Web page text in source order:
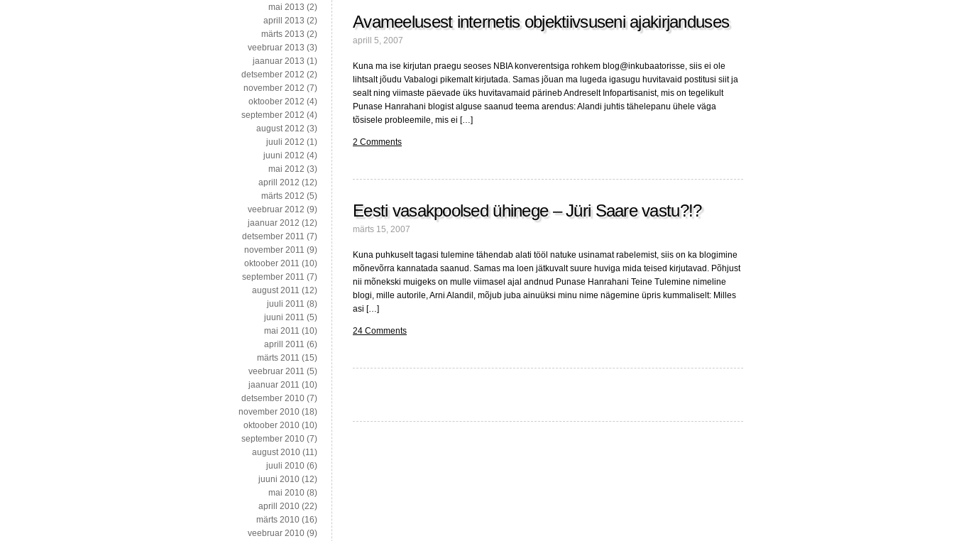
Avameelusest internetis objektiivsuseni ajakirjanduses
aprill 5, 2007
Kuna ma ise kirjutan praegu seoses NBIA konverentsiga rohkem blog@inkubaatorisse, siis ei ole
lihtsalt jõudu Vabalogi pikemalt kirjutada. Samas jõuan ma lugeda igasugu huvitavaid postitusi siit ja
sealt ning viimaste päevade üks huvitavamaid pärineb Andreselt Infopartisanist, mis on tegelikult
Punase Hanrahani blogist alguse saanud teema arendus: Alandi juhtis tähelepanu ühele väga
tõsisele probleemile, mis ei […]
2 Comments
Eesti vasakpoolsed ühinege – Jüri Saare vastu?!?
märts 15, 2007
Kuna puhkuselt tagasi tulemine tähendab alati tööl natuke usinamat rabelemist, siis on ka blogimine
mõnevõrra kannatada saanud. Samas ma loen jätkuvalt suure huviga mida teised kirjutavad. Põhjust
nii mõnekski muigeks on mulle viimasel ajal andnud Punase Hanrahani Teine Tulemine nimeline
blogi, mille autorile, Arni Alandil, mõjub juba ainuüksi minu nime nägemine üpris kummaliselt: Milles
asi […]
24 Comments
mai 2013 (2)
aprill 2013 (2)
märts 2013 (2)
veebruar 2013 (3)
jaanuar 2013 (1)
detsember 2012 (2)
november 2012 (7)
oktoober 2012 (4)
september 2012 (4)
august 2012 (3)
juuli 2012 (1)
juuni 2012 (4)
mai 2012 (3)
aprill 2012 (12)
märts 2012 (5)
veebruar 2012 (9)
jaanuar 2012 (12)
detsember 2011 (7)
november 2011 (9)
oktoober 2011 (10)
september 2011 (7)
august 2011 (12)
juuli 2011 (8)
juuni 2011 (5)
mai 2011 (10)
aprill 2011 (6)
märts 2011 (15)
veebruar 2011 (5)
jaanuar 2011 (10)
detsember 2010 (7)
november 2010 (18)
oktoober 2010 (10)
september 2010 (7)
august 2010 (11)
juuli 2010 (6)
juuni 2010 (12)
mai 2010 (8)
aprill 2010 (22)
märts 2010 (16)
veebruar 2010 (9)